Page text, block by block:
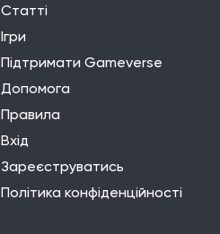
Статті
Ігри
Підтримати Gameverse
Допомога
Правила
Вхід
Зареєструватись
Політика конфіденційності